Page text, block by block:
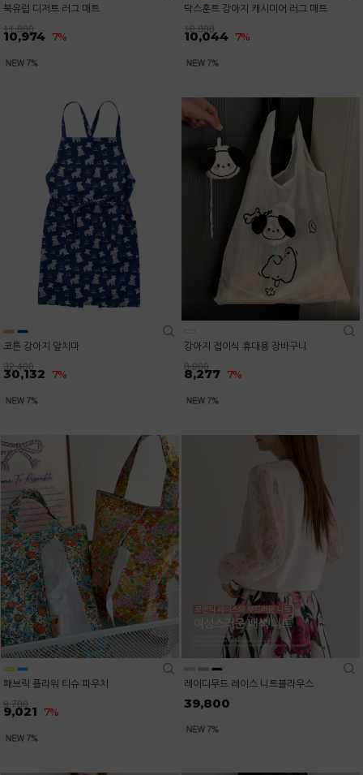
북유럽 디저트 러그 매트
11,800
10,974 7%
닥스훈트 강아지 캐시미어 러그 매트
10,800
10,044 7%
코튼 강아지 앞치마
32,400
30,132 7%
강아지 접이식 휴대용 장바구니
8,900
8,277 7%
패브릭 플라워 티슈 파우치
9,700
9,021 7%
레이디무드 레이스 니트블라우스
39,800